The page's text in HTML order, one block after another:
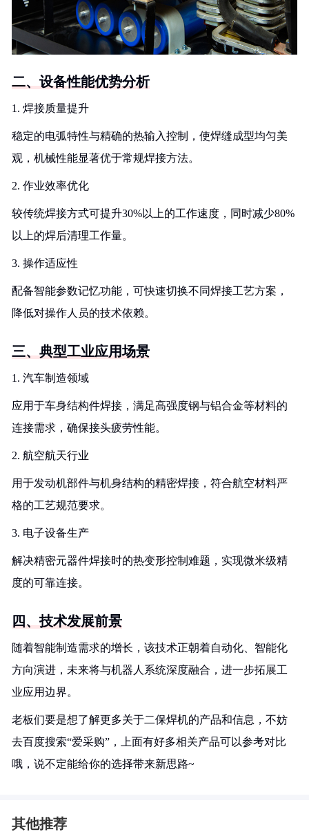
二、设备性能优势分析
1. 焊接质量提升
稳定的电弧特性与精确的热输入控制，使焊缝成型均匀美
观，机械性能显著优于常规焊接方法。
2. 作业效率优化
较传统焊接方式可提升30%以上的工作速度，同时减少80%
以上的焊后清理工作量。
3. 操作适应性
配备智能参数记忆功能，可快速切换不同焊接工艺方案，
降低对操作人员的技术依赖。
三、典型工业应用场景
1. 汽车制造领域
应用于车身结构件焊接，满足高强度钢与铝合金等材料的
连接需求，确保接头疲劳性能。
2. 航空航天行业
用于发动机部件与机身结构的精密焊接，符合航空材料严
格的工艺规范要求。
3. 电子设备生产
解决精密元器件焊接时的热变形控制难题，实现微米级精
度的可靠连接。
四、技术发展前景
随着智能制造需求的增长，该技术正朝着自动化、智能化
方向演进，未来将与机器人系统深度融合，进一步拓展工
业应用边界。
老板们要是想了解更多关于二保焊机的产品和信息，不妨
去百度搜索“爱采购”，上面有好多相关产品可以参考对比
哦，说不定能给你的选择带来新思路~
其他推荐